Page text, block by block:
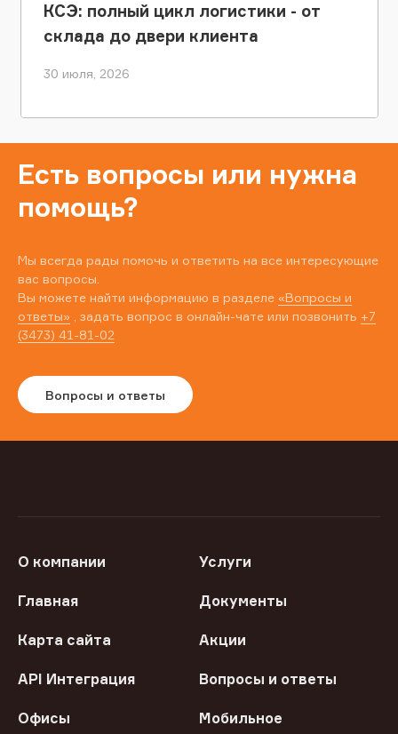
КСЭ: полный цикл логистики - от
склада до двери клиента
30 июля, 2026
Есть вопросы или нужна
помощь?
Мы всегда рады помочь и ответить на все интересующие
вас вопросы.
Вы можете найти информацию в разделе «Вопросы и
ответы» , задать вопрос в онлайн-чате или позвонить +7
(3473) 41-81-02
Вопросы и ответы
О компании Услуги
Главная Документы
Карта сайта Акции
API Интеграция Вопросы и ответы
Офисы
Мобильное